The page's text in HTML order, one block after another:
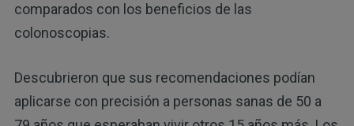
comparados con los beneficios de las
colonoscopias.
Descubrieron que sus recomendaciones podían
aplicarse con precisión a personas sanas de 50 a